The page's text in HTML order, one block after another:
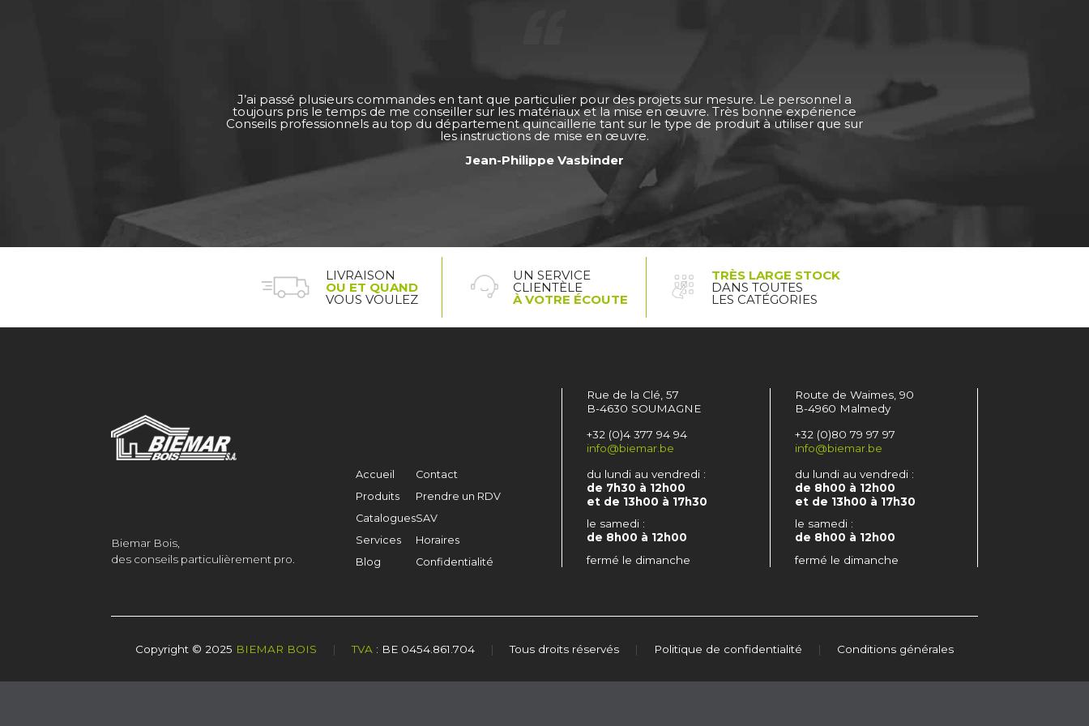
J’ai passé plusieurs commandes en tant que particulier pour des projets sur mesure. Le personnel a
toujours pris le temps de me conseiller sur les matériaux et la mise en œuvre. Très bonne expérience
Conseils professionnels au top du département quincaillerie tant sur le type de produit à utiliser que sur
les instructions de mise en œuvre.
Jean-Philippe Vasbinder
LIVRAISON
OU ET QUAND
VOUS VOULEZ
UN SERVICE
CLIENTÈLE
À VOTRE ÉCOUTE
TRÈS LARGE STOCK
DANS TOUTES
LES CATÉGORIES
Biemar Bois,
des conseils particulièrement pro.
Accueil
Produits
Catalogues
Services
Blog
Contact
Prendre un RDV
SAV
Horaires
Confidentialité
Rue de la Clé, 57
B-4630 SOUMAGNE
+32 (0)4 377 94 94
info@biemar.be
du lundi au vendredi :
de 7h30 à 12h00
et de 13h00 à 17h30
le samedi :
de 8h00 à 12h00
fermé le dimanche
Route de Waimes, 90
B-4960 Malmedy
+32 (0)80 79 97 97
info@biemar.be
du lundi au vendredi :
de 8h00 à 12h00
et de 13h00 à 17h30
le samedi :
de 8h00 à 12h00
fermé le dimanche
Copyright © 2025 BIEMAR BOIS | TVA : BE 0454.861.704 | Tous droits réservés | Politique de confidentialité | Conditions générales